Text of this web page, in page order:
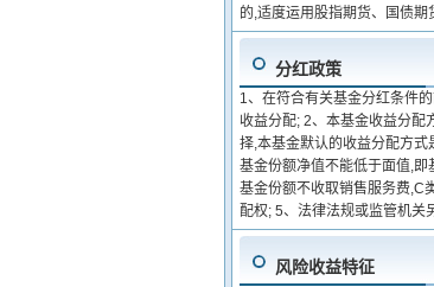
的,适度运用股指期货、国债
分红政策
1、在符合有关基金分红条件
收益分配; 2、本基金收益分配
择,本基金默认的收益分配方
基金份额净值不能低于面值,
基金份额不收取销售服务费,C
配权; 5、法律法规或监管机关
风险收益特征